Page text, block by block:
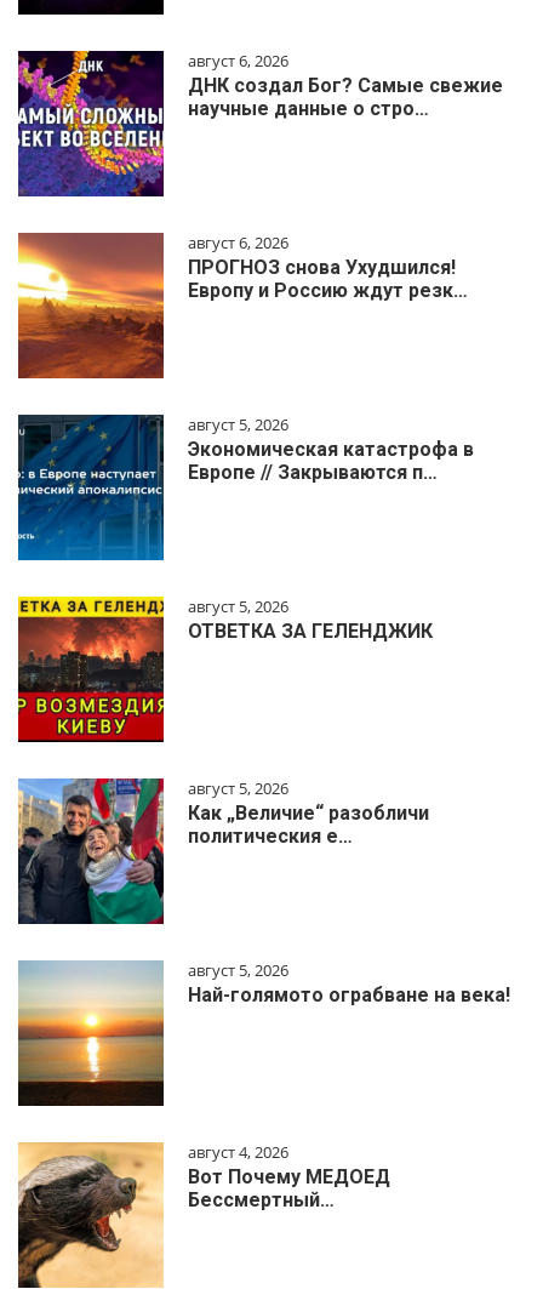
август 6, 2026
ДНК создал Бог? Самые свежие
научные данные о стро…
август 6, 2026
ПРОГНОЗ снова Ухудшился!
Европу и Россию ждут резк…
август 5, 2026
Экономическая катастрофа в
Европе // Закрываются п…
август 5, 2026
ОТВЕТКА ЗА ГЕЛЕНДЖИК
август 5, 2026
Как „Величие“ разобличи
политическия е…
август 5, 2026
Най-голямото ограбване на века!
август 4, 2026
Вот Почему МЕДОЕД
Бессмертный…